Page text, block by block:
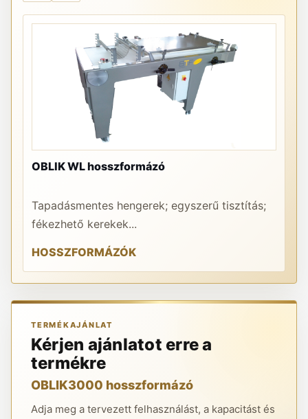
OBLIK WL hosszformázó
Tapadásmentes hengerek; egyszerű tisztítás;
fékezhető kerekek...
HOSSZFORMÁZÓK
TERMÉKAJÁNLAT
Kérjen ajánlatot erre a
termékre
OBLIK3000 hosszformázó
Adja meg a tervezett felhasználást, a kapacitást és